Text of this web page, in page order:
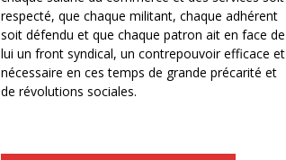
respecté, que chaque militant, chaque adhérent
soit défendu et que chaque patron ait en face de
lui un front syndical, un contrepouvoir efficace et
nécessaire en ces temps de grande précarité et
de révolutions sociales.